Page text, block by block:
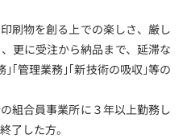
刷物を創る上での楽しさ、厳し
更に受注から納品まで、延滞な
｢管理業務｣｢新技術の吸収｣等の
組合員事業所に３年以上勤務し
了した方。